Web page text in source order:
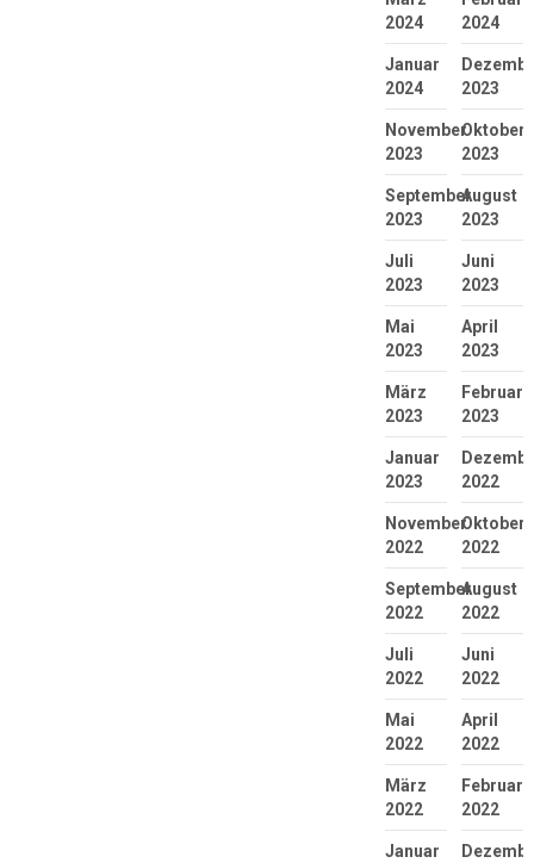
2024
2024
Januar
2024
2023
November
2023
Oktober
2023
September
2023
August
2023
Juli
2023
Juni
2023
Mai
2023
April
2023
März
2023
Februar
2023
Januar
2023
2022
November
2022
Oktober
2022
September
2022
August
2022
Juli
2022
Juni
2022
Mai
2022
April
2022
März
2022
Februar
2022
Januar